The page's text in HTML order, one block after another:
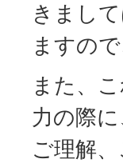
きまし
ますの
また、
力の際
ご理解